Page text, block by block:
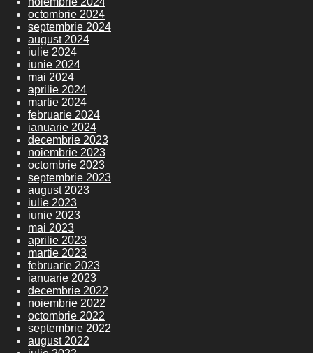
octombrie 2024
septembrie 2024
august 2024
iulie 2024
iunie 2024
mai 2024
aprilie 2024
martie 2024
februarie 2024
ianuarie 2024
decembrie 2023
noiembrie 2023
octombrie 2023
septembrie 2023
august 2023
iulie 2023
iunie 2023
mai 2023
aprilie 2023
martie 2023
februarie 2023
ianuarie 2023
decembrie 2022
noiembrie 2022
octombrie 2022
septembrie 2022
august 2022